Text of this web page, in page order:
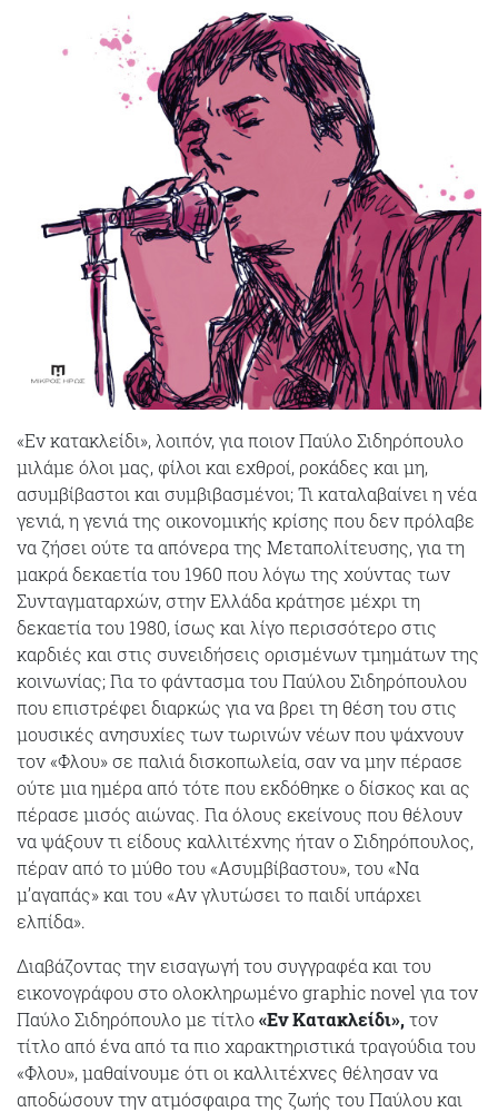
«Εν κατακλείδι», λοιπόν, για ποιον Παύλο Σιδηρόπουλο
μιλάμε όλοι μας, φίλοι και εχθροί, ροκάδες και μη,
ασυμβίβαστοι και συμβιβασμένοι; Τι καταλαβαίνει η νέα
γενιά, η γενιά της οικονομικής κρίσης που δεν πρόλαβε
να ζήσει ούτε τα απόνερα της Μεταπολίτευσης, για τη
μακρά δεκαετία του 1960 που λόγω της χούντας των
Συνταγματαρχών, στην Ελλάδα κράτησε μέχρι τη
δεκαετία του 1980, ίσως και λίγο περισσότερο στις
καρδιές και στις συνειδήσεις ορισμένων τμημάτων της
κοινωνίας; Για το φάντασμα του Παύλου Σιδηρόπουλου
που επιστρέφει διαρκώς για να βρει τη θέση του στις
μουσικές ανησυχίες των τωρινών νέων που ψάχνουν
τον «Φλου» σε παλιά δισκοπωλεία, σαν να μην πέρασε
ούτε μια ημέρα από τότε που εκδόθηκε ο δίσκος και ας
πέρασε μισός αιώνας. Για όλους εκείνους που θέλουν
να ψάξουν τι είδους καλλιτέχνης ήταν ο Σιδηρόπουλος,
πέραν από το μύθο του «Ασυμβίβαστου», του «Να
μ’αγαπάς» και του «Αν γλυτώσει το παιδί υπάρχει
ελπίδα».
Διαβάζοντας την εισαγωγή του συγγραφέα και του
εικονογράφου στο ολοκληρωμένο graphic novel για τον
Παύλο Σιδηρόπουλο με τίτλο«Εν Κατακλείδι»,τον
τίτλο από ένα από τα πιο χαρακτηριστικά τραγούδια του
«Φλου», μαθαίνουμε ότι οι καλλιτέχνες θέλησαν να
αποδώσουν την ατμόσφαιρα της ζωής του Παύλου και